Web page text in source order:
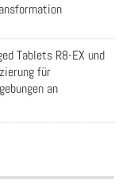
Tablets R8-EX und
für
an